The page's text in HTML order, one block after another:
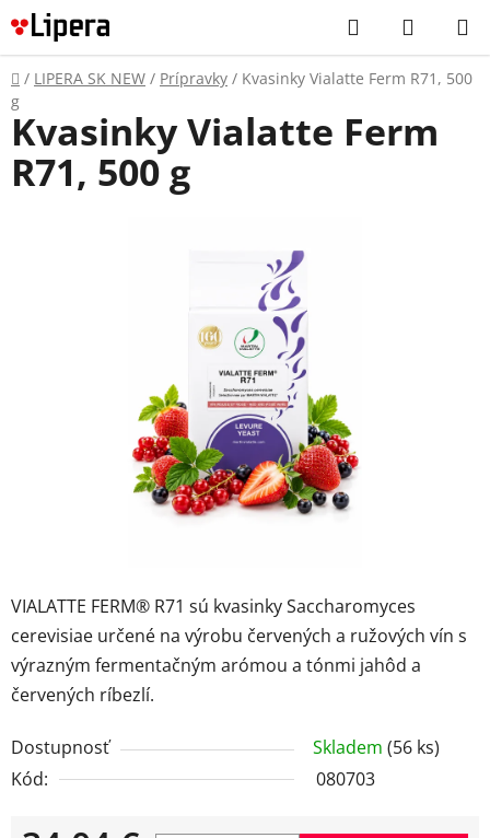
Prejsť
na
obsah
Hľadať
KOŠÍK
Domov
/ LIPERA SK NEW / Prípravky / Kvasinky Vialatte Ferm R71, 500
g
VIALATTE FERM® R71 sú kvasinky Saccharomyces
cerevisiae určené na výrobu červených a ružových vín s
výrazným fermentačným arómou a tónmi jahôd a
červených ríbezlí.
Dostupnosť Skladem (56 ks)
Kód:
080703
Kvasinky Vialatte Ferm
R71, 500 g